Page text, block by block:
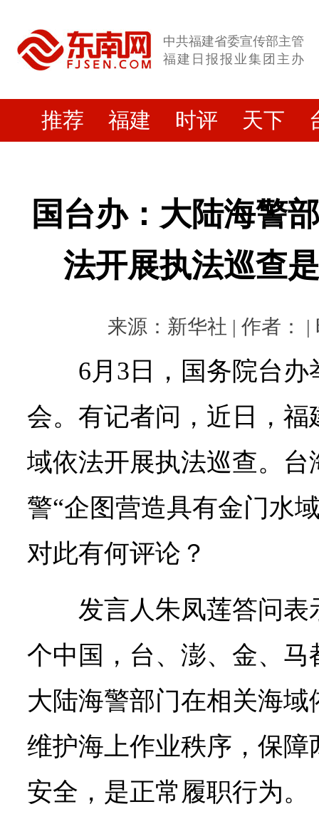
中共福建省委宣传部主管
福建日报报业集团主办
推荐 福建 时评 天下
国台办：大陆海警
法开展执法巡查
来源：新华社 | 作者： |
6月3日，国务院台
会。有记者问，近日，
域依法开展执法巡查。
警“企图营造具有金门水
对此有何评论？
发言人朱凤莲答问
个中国，台、澎、金、
大陆海警部门在相关海
维护海上作业秩序，保
安全，是正常履职行为。